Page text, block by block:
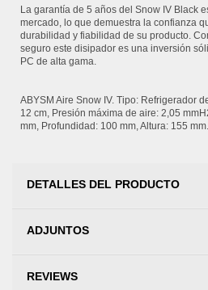
La garantía de 5 años del Snow IV Black
mercado, lo que demuestra la confianza
durabilidad y fiabilidad de su producto.
seguro este disipador es una inversión
PC de alta gama.
ABYSM Aire Snow IV. Tipo: Refrigerador
12 cm, Presión máxima de aire: 2,05
mm, Profundidad: 100 mm, Altura: 155
DETALLES DEL PRODUCTO
ADJUNTOS
REVIEWS